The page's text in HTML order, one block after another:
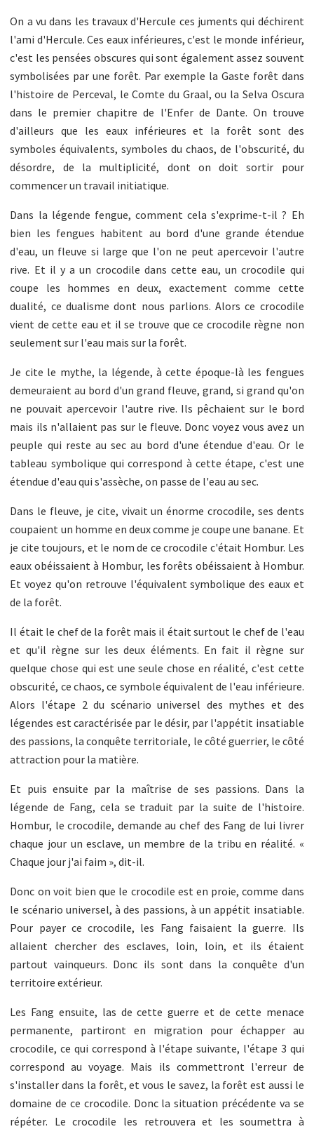
On a vu dans les travaux d'Hercule ces juments qui déchirent
l'ami d'Hercule. Ces eaux inférieures, c'est le monde inférieur,
c'est les pensées obscures qui sont également assez souvent
symbolisées par une forêt. Par exemple la Gaste forêt dans
l'histoire de Perceval, le Comte du Graal, ou la Selva Oscura
dans le premier chapitre de l'Enfer de Dante. On trouve
d'ailleurs que les eaux inférieures et la forêt sont des
symboles équivalents, symboles du chaos, de l'obscurité, du
désordre, de la multiplicité, dont on doit sortir pour
commencer un travail initiatique.
Dans la légende fengue, comment cela s'exprime-t-il ? Eh
bien les fengues habitent au bord d'une grande étendue
d'eau, un fleuve si large que l'on ne peut apercevoir l'autre
rive. Et il y a un crocodile dans cette eau, un crocodile qui
coupe les hommes en deux, exactement comme cette
dualité, ce dualisme dont nous parlions. Alors ce crocodile
vient de cette eau et il se trouve que ce crocodile règne non
seulement sur l'eau mais sur la forêt.
Je cite le mythe, la légende, à cette époque-là les fengues
demeuraient au bord d'un grand fleuve, grand, si grand qu'on
ne pouvait apercevoir l'autre rive. Ils pêchaient sur le bord
mais ils n'allaient pas sur le fleuve. Donc voyez vous avez un
peuple qui reste au sec au bord d'une étendue d'eau. Or le
tableau symbolique qui correspond à cette étape, c'est une
étendue d'eau qui s'assèche, on passe de l'eau au sec.
Dans le fleuve, je cite, vivait un énorme crocodile, ses dents
coupaient un homme en deux comme je coupe une banane. Et
je cite toujours, et le nom de ce crocodile c'était Hombur. Les
eaux obéissaient à Hombur, les forêts obéissaient à Hombur.
Et voyez qu'on retrouve l'équivalent symbolique des eaux et
de la forêt.
Il était le chef de la forêt mais il était surtout le chef de l'eau
et qu'il règne sur les deux éléments. En fait il règne sur
quelque chose qui est une seule chose en réalité, c'est cette
obscurité, ce chaos, ce symbole équivalent de l'eau inférieure.
Alors l'étape 2 du scénario universel des mythes et des
légendes est caractérisée par le désir, par l'appétit insatiable
des passions, la conquête territoriale, le côté guerrier, le côté
attraction pour la matière.
Et puis ensuite par la maîtrise de ses passions. Dans la
légende de Fang, cela se traduit par la suite de l'histoire.
Hombur, le crocodile, demande au chef des Fang de lui livrer
chaque jour un esclave, un membre de la tribu en réalité. «
Chaque jour j'ai faim », dit-il.
Donc on voit bien que le crocodile est en proie, comme dans
le scénario universel, à des passions, à un appétit insatiable.
Pour payer ce crocodile, les Fang faisaient la guerre. Ils
allaient chercher des esclaves, loin, loin, et ils étaient
partout vainqueurs. Donc ils sont dans la conquête d'un
territoire extérieur.
Les Fang ensuite, las de cette guerre et de cette menace
permanente, partiront en migration pour échapper au
crocodile, ce qui correspond à l'étape suivante, l'étape 3 qui
correspond au voyage. Mais ils commettront l'erreur de
s'installer dans la forêt, et vous le savez, la forêt est aussi le
domaine de ce crocodile. Donc la situation précédente va se
répéter. Le crocodile les retrouvera et les soumettra à